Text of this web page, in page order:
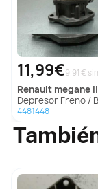
11,99€9.91 €
renault megane ii
Depresor Freno / Bomba Vacio para Renault
4481448